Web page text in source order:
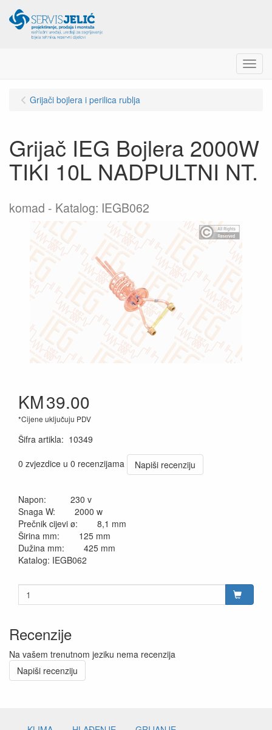
Menu
Grijači bojlera i perilica rublja
Grijač IEG Bojlera 2000W
TIKI 10L NADPULTNI NT.
komad Katalog: IEGB062
KM39.00
*Cijene uključuju PDV
Šifra artikla: 10349
0 zvjezdice u 0 recenzijama
Napiši recenziju
Napon: 230 v
Snaga W: 2000 w
Prečnik cijevi ø: 8,1 mm
Širina mm: 125 mm
Dužina mm: 425 mm
Katalog: IEGB062
Recenzije
Na vašem trenutnom jeziku nema recenzija
Napiši recenziju